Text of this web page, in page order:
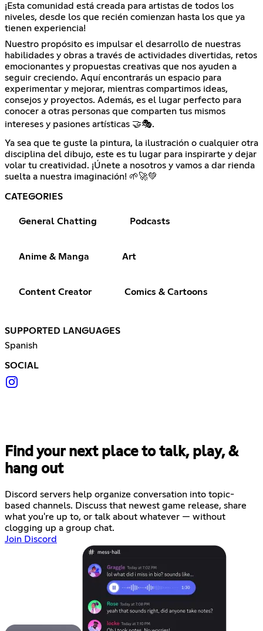
¡Esta comunidad está creada para artistas de todos los
niveles, desde los que recién comienzan hasta los que ya
tienen experiencia!
Nuestro propósito es impulsar el desarrollo de nuestras
habilidades y obras a través de actividades divertidas, retos
emocionantes y propuestas creativas que nos ayuden a
seguir creciendo. Aquí encontrarás un espacio para
experimentar y mejorar, mientras compartimos ideas,
consejos y proyectos. Además, es el lugar perfecto para
conocer a otras personas que comparten tus mismos
intereses y pasiones artísticas 🤝🎭.
Ya sea que te guste la pintura, la ilustración o cualquier otra
disciplina del dibujo, este es tu lugar para inspirarte y dejar
volar tu creatividad. ¡Únete a nosotros y vamos a dar rienda
suelta a nuestra imaginación! 🌱🚀💚
CATEGORIES
General Chatting Podcasts
Anime & Manga Art
Content Creator Comics & Cartoons
SUPPORTED LANGUAGES
Spanish
SOCIAL
Find your next place to talk, play, &
hang out
Discord servers help organize conversation into topic-
based channels. Discuss that newest game release, share
what you're up to, or talk about whatever — without
clogging up a group chat.
Join Discord